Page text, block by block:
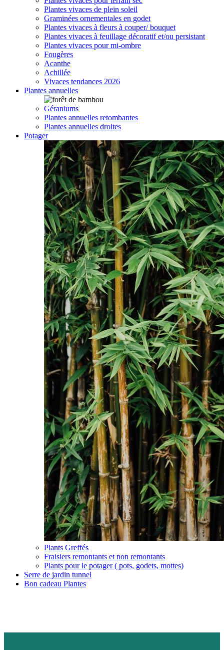
Plantes vivaces de plein soleil
Graminées ornementales en godet
Plantes vivaces à fleurs à couper/ bouquet
Plantes vivaces à feuillage décoratif et/ou persistant
Plantes vivaces pour mi-ombre
Fougères
Acanthe
Achillée
Vivaces tendances 2026
Plantes annuelles
Géraniums
Plantes annuelles retombantes
Plantes annuelles droites
Potager
Plants Greffés
Fraisiers remontants et non remontants
Plants pour le potager ( pots, godets, mottes)
Serre de jardin tunnel
Bon cadeau Plantes